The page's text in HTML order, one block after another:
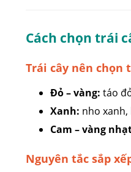
Cách chọn trái
Trái cây nên chọn
Đỏ – vàng: táo
Xanh: nho xanh,
Cam – vàng
Nguyên tắc sắp